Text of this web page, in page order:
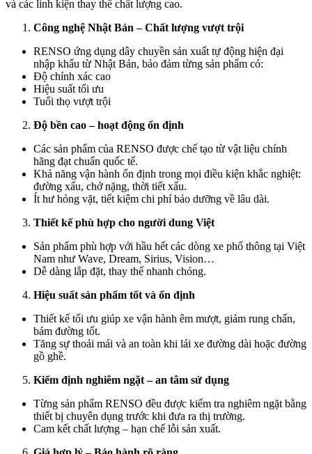
và các linh kiện thay thế chất lượng cao.
Công nghệ Nhật Bản – Chất lượng vượt trội
RENSO ứng dụng dây chuyền sản xuất tự động hiện đại
nhập khẩu từ Nhật Bản, bảo đảm từng sản phẩm có:
Độ chính xác cao
Hiệu suất tối ưu
Tuổi thọ vượt trội
Độ bền cao – hoạt động ổn định
Các sản phẩm của RENSO được chế tạo từ vật liệu chính
hãng đạt chuẩn quốc tế.
Khả năng vận hành ổn định trong mọi điều kiện khắc nghiệt:
đường xấu, chở nặng, thời tiết xấu.
Ít hư hỏng vặt, tiết kiệm chi phí bảo dưỡng về lâu dài.
Thiết kế phù hợp cho người dung Việt
Sản phẩm phù hợp với hầu hết các dòng xe phổ thông tại Việt
Nam như Wave, Dream, Sirius, Vision…
Dễ dàng lắp đặt, thay thế nhanh chóng.
Hiệu suất sản phẩm tốt và ổn định
Thiết kế tối ưu giúp xe vận hành êm mượt, giảm rung chấn,
bám đường tốt.
Tăng sự thoải mái và an toàn khi lái xe đường dài hoặc đường
gồ ghề.
Kiểm định nghiêm ngặt – an tâm sử dụng
Từng sản phẩm RENSO đều được kiểm tra nghiêm ngặt bằng
thiết bị chuyên dụng trước khi đưa ra thị trường.
Cam kết chất lượng – hạn chế lỗi sản xuất.